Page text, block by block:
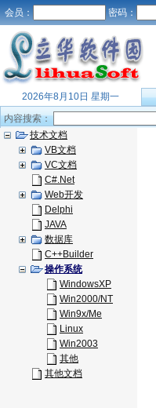
会员： 密码：
2026年8月10日 星期一
内容搜索：
技术文档
VB文档
VC文档
C#.Net
Web开发
Delphi
JAVA
数据库
C++Builder
操作系统
WindowsXP
Win2000/NT
Win9x/Me
Linux
Win2003
其他
其他文档